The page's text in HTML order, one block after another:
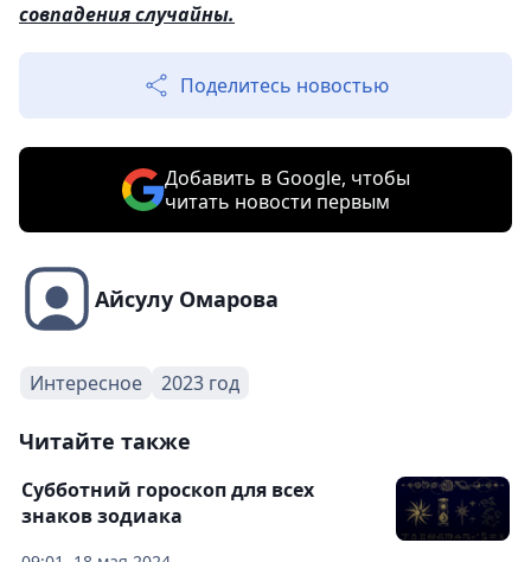
совпадения случайны.
Поделитесь новостью
Добавить в Google, чтобы
читать новости первым
Айсулу Омарова
Интересное 2023 год
Читайте также
Субботний гороскоп для всех
знаков зодиака